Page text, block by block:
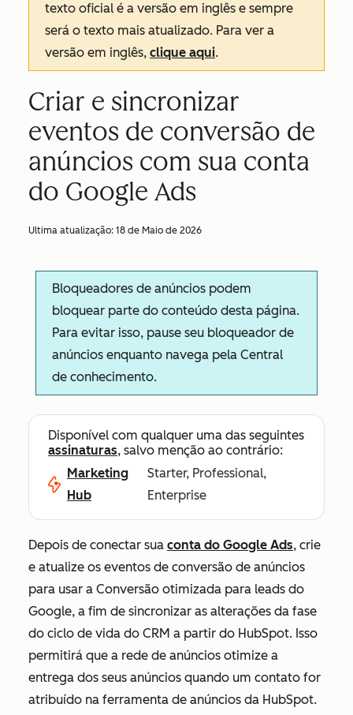
texto oficial é a versão em inglês e sempre
será o texto mais atualizado. Para ver a
versão em inglês, clique aqui.
Criar e sincronizar
eventos de conversão de
anúncios com sua conta
do Google Ads
Ultima atualização: 18 de Maio de 2026
Bloqueadores de anúncios podem
bloquear parte do conteúdo desta página.
Para evitar isso, pause seu bloqueador de
anúncios enquanto navega pela Central
de conhecimento.
Disponível com qualquer uma das seguintes
assinaturas, salvo menção ao contrário:
Marketing
Hub
Starter, Professional,
Enterprise
Depois de conectar sua conta do Google Ads, crie
e atualize os eventos de conversão de anúncios
para usar a Conversão otimizada para leads do
Google, a fim de sincronizar as alterações da fase
do ciclo de vida do CRM a partir do HubSpot. Isso
permitirá que a rede de anúncios otimize a
entrega dos seus anúncios quando um contato for
atribuído na ferramenta de anúncios da HubSpot.